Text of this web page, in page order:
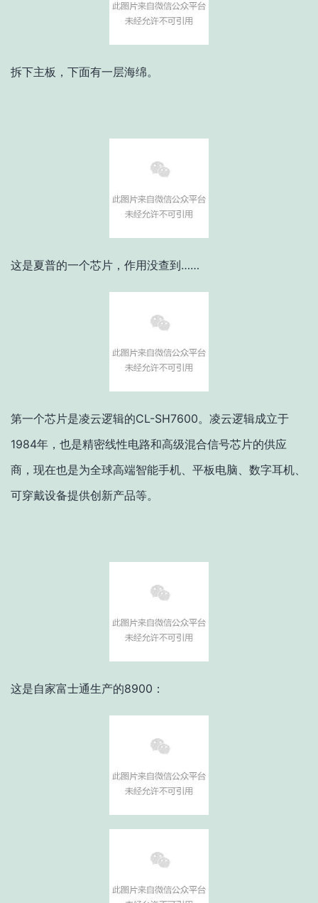
拆下主板，下面有一层海绵。
这是夏普的一个芯片，作用没查到……
第一个芯片是凌云逻辑的CL-SH7600。凌云逻辑成立于
1984年，也是精密线性电路和高级混合信号芯片的供应
商，现在也是为全球高端智能手机、平板电脑、数字耳机、
可穿戴设备提供创新产品等。
这是自家富士通生产的8900：